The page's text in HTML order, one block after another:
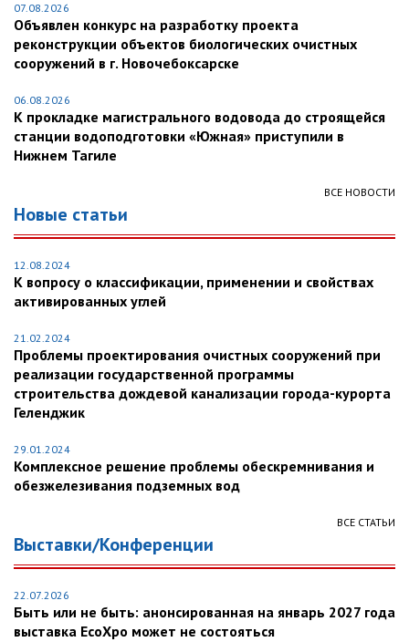
07.08.2026
Объявлен конкурс на разработку проекта
реконструкции объектов биологических очистных
сооружений в г. Новочебоксарске
06.08.2026
К прокладке магистрального водовода до строящейся
станции водоподготовки «Южная» приступили в
Нижнем Тагиле
ВСЕ НОВОСТИ
Новые статьи
12.08.2024
К вопросу о классификации, применении и свойствах
активированных углей
21.02.2024
Проблемы проектирования очистных сооружений при
реализации государственной программы
строительства дождевой канализации города-курорта
Геленджик
29.01.2024
Комплексное решение проблемы обескремнивания и
обезжелезивания подземных вод
ВСЕ СТАТЬИ
Выставки/Конференции
22.07.2026
Быть или не быть: анонсированная на январь 2027 года
выставка EcoXpo может не состояться